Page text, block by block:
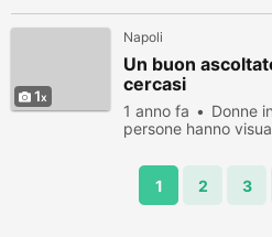
1
Napoli
Un buon
cercasi
1 anno fa Donne
persone hanno
1 2 3